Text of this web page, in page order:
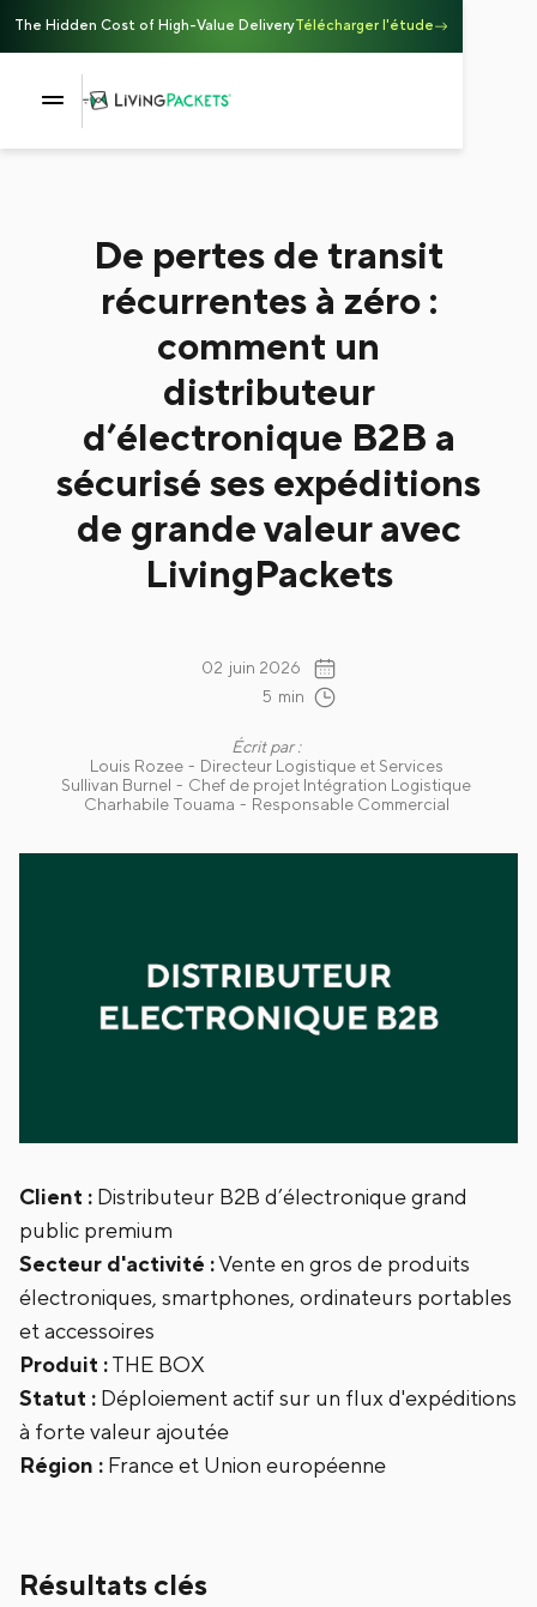
The Hidden Cost of High-Value DeliveryTélécharger l'étude
De pertes de transit
récurrentes à zéro :
comment un
distributeur
d’électronique B2B a
sécurisé ses expéditions
de grande valeur avec
LivingPackets
02 juin 2026
5 min
Écrit par :
Louis Rozee - Directeur Logistique et Services
Sullivan Burnel - Chef de projet Intégration Logistique
Charhabile Touama - Responsable Commercial
‍Client : Distributeur B2B d’électronique grand
public premium
‍Secteur d'activité :Vente en gros de produits
électroniques, smartphones, ordinateurs portables
et accessoires
‍Produit :THE BOX
‍Statut : Déploiement actif sur un flux d'expéditions
à forte valeur ajoutée
‍Région : France et Union européenne
Résultats clés